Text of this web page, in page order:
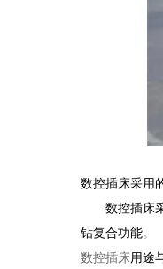
数控插床采用
数控插床采
钻复合功能。
数控插床用途